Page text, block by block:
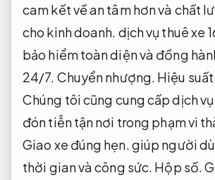
cam kết về an tâm hơn và chất
cho kinh doanh. dịch vụ thuê xe
bảo hiểm toàn diện và đồng
24/7. Chuyển nhượng. Hiệu
Chúng tôi cũng cung cấp dịch
đón tiễn tận nơi trong phạm vi
Giao xe đúng hẹn.giúp người
thời gian và công sức. Hộp số.